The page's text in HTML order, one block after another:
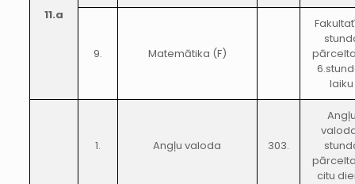
11.a
9. Matemātika (F)
laiku
1. Angļu valoda 303.
citu